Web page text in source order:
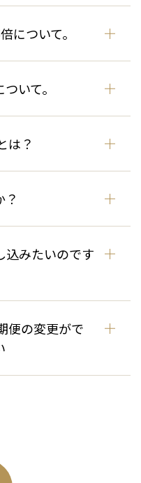
について。
いて。
は？
込みたいのです
便の変更がで